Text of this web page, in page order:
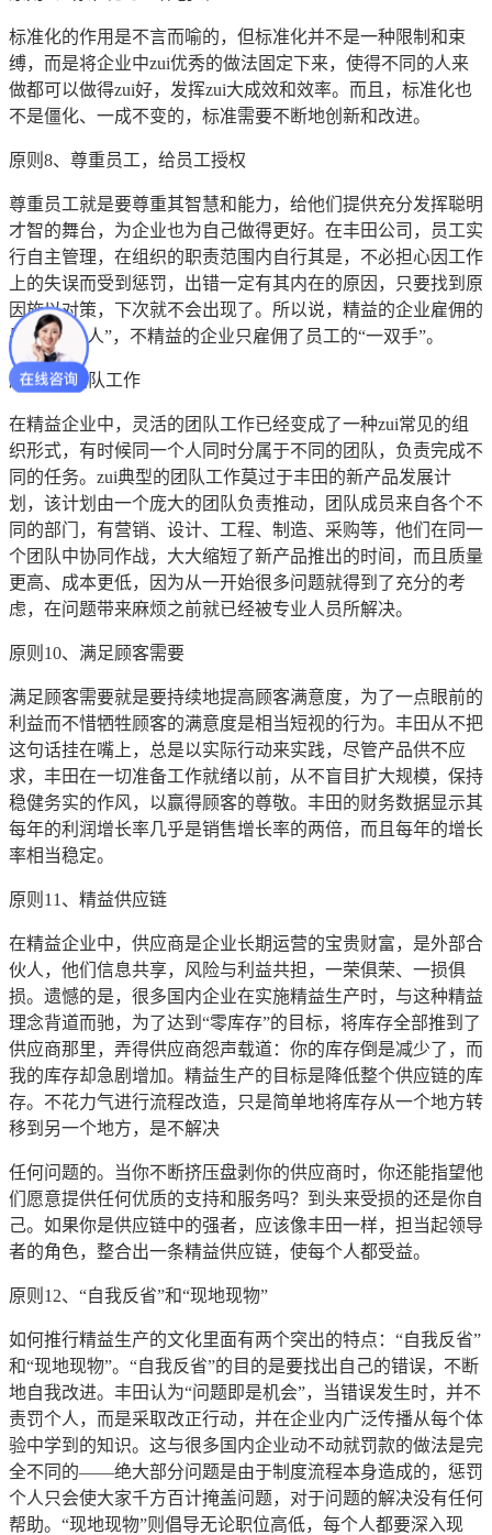
标准化的作用是不言而喻的，但标准化并不是一种限制和束
缚，而是将企业中zui优秀的做法固定下来，使得不同的人来
做都可以做得zui好，发挥zui大成效和效率。而且，标准化也
不是僵化、一成不变的，标准需要不断地创新和改进。
原则8、尊重员工，给员工授权
尊重员工就是要尊重其智慧和能力，给他们提供充分发挥聪明
才智的舞台，为企业也为自己做得更好。在丰田公司，员工实
行自主管理，在组织的职责范围内自行其是，不必担心因工作
上的失误而受到惩罚，出错一定有其内在的原因，只要找到原
因施以对策，下次就不会出现了。所以说，精益的企业雇佣的
是“一整个人”，不精益的企业只雇佣了员工的“一双手”。
原则9、团队工作
在精益企业中，灵活的团队工作已经变成了一种zui常见的组
织形式，有时候同一个人同时分属于不同的团队，负责完成不
同的任务。zui典型的团队工作莫过于丰田的新产品发展计
划，该计划由一个庞大的团队负责推动，团队成员来自各个不
同的部门，有营销、设计、工程、制造、采购等，他们在同一
个团队中协同作战，大大缩短了新产品推出的时间，而且质量
更高、成本更低，因为从一开始很多问题就得到了充分的考
虑，在问题带来麻烦之前就已经被专业人员所解决。
原则10、满足顾客需要
满足顾客需要就是要持续地提高顾客满意度，为了一点眼前的
利益而不惜牺牲顾客的满意度是相当短视的行为。丰田从不把
这句话挂在嘴上，总是以实际行动来实践，尽管产品供不应
求，丰田在一切准备工作就绪以前，从不盲目扩大规模，保持
稳健务实的作风，以赢得顾客的尊敬。丰田的财务数据显示其
每年的利润增长率几乎是销售增长率的两倍，而且每年的增长
率相当稳定。
原则11、精益供应链
在精益企业中，供应商是企业长期运营的宝贵财富，是外部合
伙人，他们信息共享，风险与利益共担，一荣俱荣、一损俱
损。遗憾的是，很多国内企业在实施精益生产时，与这种精益
理念背道而驰，为了达到“零库存”的目标，将库存全部推到了
供应商那里，弄得供应商怨声载道：你的库存倒是减少了，而
我的库存却急剧增加。精益生产的目标是降低整个供应链的库
存。不花力气进行流程改造，只是简单地将库存从一个地方转
移到另一个地方，是不解决
任何问题的。当你不断挤压盘剥你的供应商时，你还能指望他
们愿意提供任何优质的支持和服务吗？到头来受损的还是你自
己。如果你是供应链中的强者，应该像丰田一样，担当起领导
者的角色，整合出一条精益供应链，使每个人都受益。
原则12、“自我反省”和“现地现物”
如何推行精益生产的文化里面有两个突出的特点：“自我反省”
和“现地现物”。“自我反省”的目的是要找出自己的错误，不断
地自我改进。丰田认为“问题即是机会”，当错误发生时，并不
责罚个人，而是采取改正行动，并在企业内广泛传播从每个体
验中学到的知识。这与很多国内企业动不动就罚款的做法是完
全不同的——绝大部分问题是由于制度流程本身造成的，惩罚
个人只会使大家千方百计掩盖问题，对于问题的解决没有任何
帮助。“现地现物”则倡导无论职位高低，每个人都要深入现